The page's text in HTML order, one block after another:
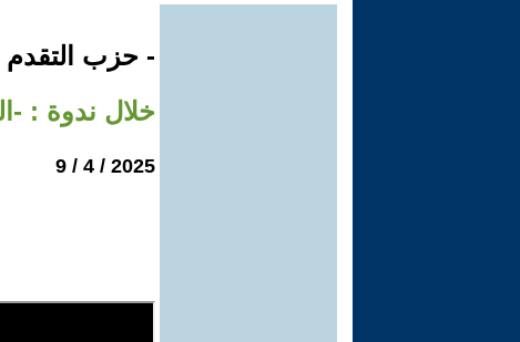
- حزب التقدم
خلال ندوة : -
2025 / 4 / 9